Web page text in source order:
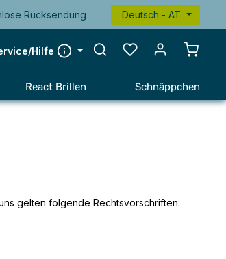
Rücksendung Deutsch - AT
Hilfe
React Brillen Schnäppchen
gelten folgende Rechtsvorschriften: